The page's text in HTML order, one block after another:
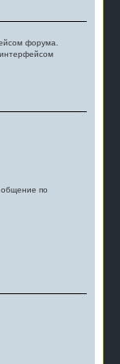
форума.
по